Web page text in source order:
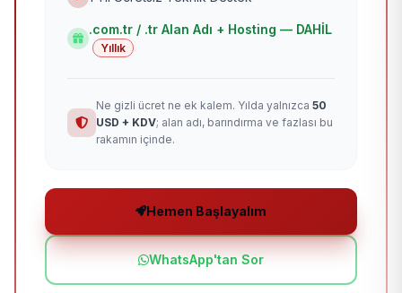
.com.tr / .tr Alan Adı + Hosting — DAHİL
Yıllık
Ne gizli ücret ne ek kalem. Yılda yalnızca 50
USD + KDV; alan adı, barındırma ve fazlası bu
rakamın içinde.
Hemen Başlayalım
WhatsApp'tan Sor